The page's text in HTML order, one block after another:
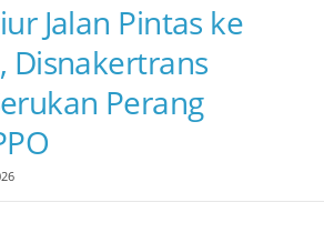
Jalan Pintas ke
Disnakertrans
Perang